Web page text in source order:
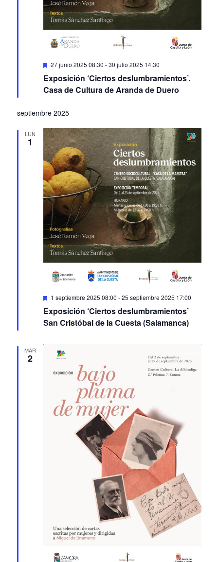
Featured
27 junio 2025 08:30 -30 julio 2025 14:30
Exposición ‘Ciertos deslumbramientos’.
Casa de Cultura de Aranda de Duero
septiembre 2025
LUN
1
Featured
1 septiembre 2025 08:00 -25 septiembre 2025 17:00
Exposición ‘Ciertos deslumbramientos’
San Cristóbal de la Cuesta (Salamanca)
MAR
2